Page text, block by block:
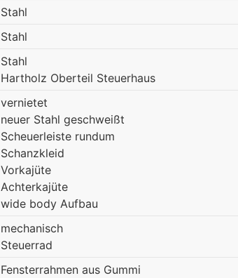
Stahl
Stahl
Stahl
Hartholz Oberteil Steuerhaus
vernietet
neuer Stahl geschweißt
Scheuerleiste rundum
Schanzkleid
Vorkajüte
Achterkajüte
wide body Aufbau
mechanisch
Steuerrad
Fensterrahmen aus Gummi